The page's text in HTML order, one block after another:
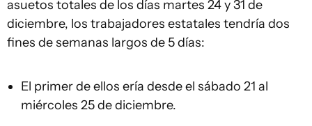
asuetos totales de los días martes 24 y 31 de
diciembre, los trabajadores estatales tendría dos
fines de semanas largos de 5 días:
El primer de ellos ería desde el sábado 21 al
miércoles 25 de diciembre.